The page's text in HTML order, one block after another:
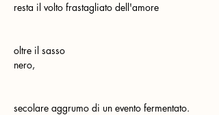
resta il volto frastagliato dell'amore
oltre il sasso
nero,
secolare aggrumo di un evento fermentato.